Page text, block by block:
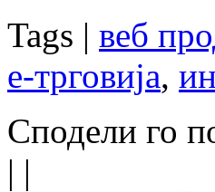
Tags | веб
е-трговија,
Сподели го
| |